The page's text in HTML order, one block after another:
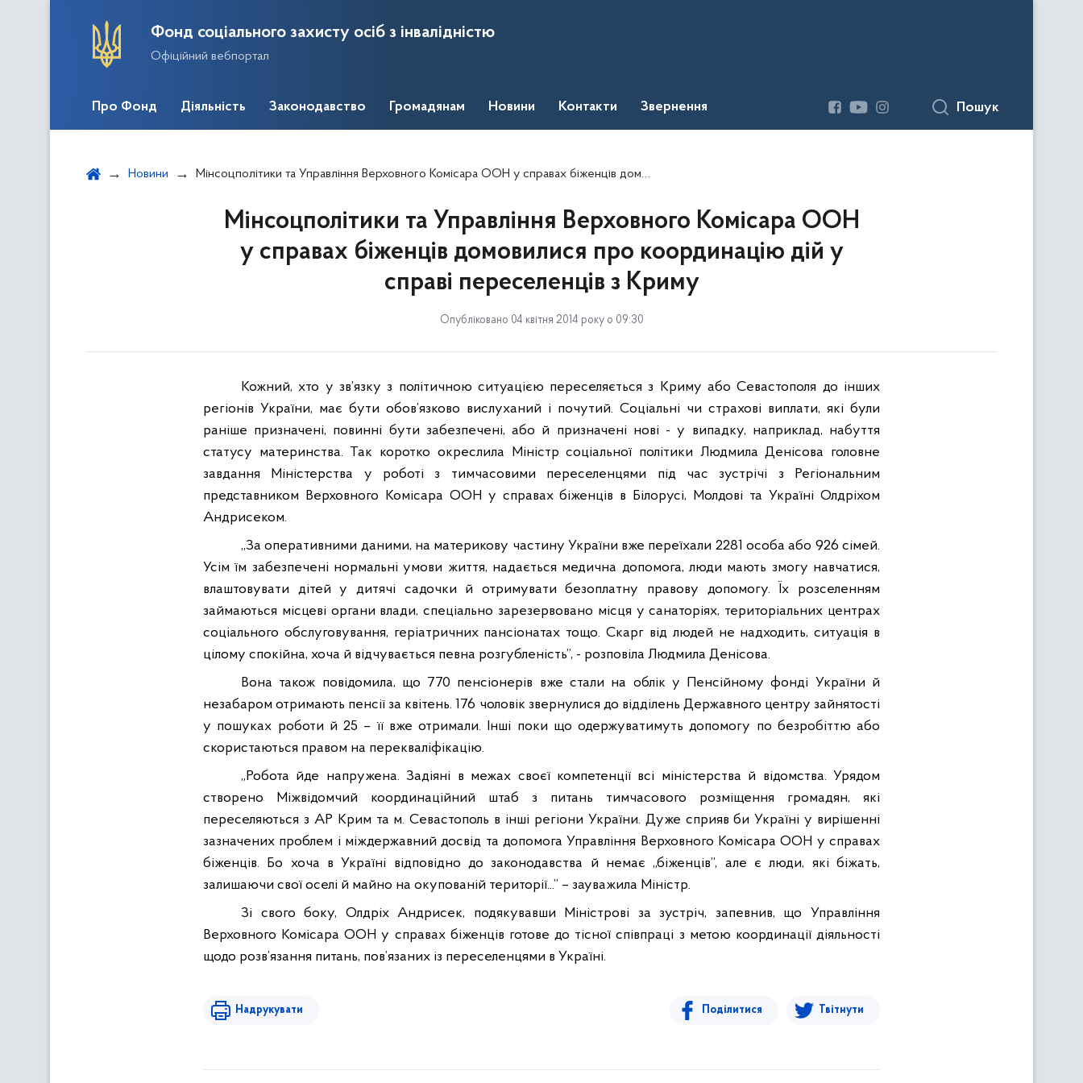
Фонд соціального захисту осіб з інвалідністю
Офіційний вебпортал
Про Фонд Діяльність Законодавство Громадянам Новини Контакти Звернення Пошук
Новини Мінсоцполітики та Управління Верховного Комісара ООН у справах біженців домовилися про координацію дій у справі переселенців з Криму
Мінсоцполітики та Управління Верховного Комісара ООН
у справах біженців домовилися про координацію дій у
справі переселенців з Криму
Опубліковано 04 квітня 2014 року о 09:30
Кожний, хто у зв’язку з політичною ситуацією переселяється з Криму або Севастополя до інших
регіонів України, має бути обов’язково вислуханий і почутий. Соціальні чи страхові виплати, які були
раніше призначені, повинні бути забезпечені, або й призначені нові - у випадку, наприклад, набуття
статусу материнства. Так коротко окреслила Міністр соціальної політики Людмила Денісова головне
завдання Міністерства у роботі з тимчасовими переселенцями під час зустрічі з Регіональним
представником Верховного Комісара ООН у справах біженців в Білорусі, Молдові та Україні Олдріхом
Андрисеком.
„За оперативними даними, на материкову частину України вже переїхали 2281 особа або 926 сімей.
Усім їм забезпечені нормальні умови життя, надається медична допомога, люди мають змогу навчатися,
влаштовувати дітей у дитячі садочки й отримувати безоплатну правову допомогу. Їх розселенням
займаються місцеві органи влади, спеціально зарезервовано місця у санаторіях, територіальних центрах
соціального обслуговування, геріатричних пансіонатах тощо. Скарг від людей не надходить, ситуація в
цілому спокійна, хоча й відчувається певна розгубленість”, - розповіла Людмила Денісова.
Вона також повідомила, що 770 пенсіонерів вже стали на облік у Пенсійному фонді України й
незабаром отримають пенсії за квітень. 176 чоловік звернулися до відділень Державного центру зайнятості
у пошуках роботи й 25 – її вже отримали. Інші поки що одержуватимуть допомогу по безробіттю або
скористаються правом на перекваліфікацію.
„Робота йде напружена. Задіяні в межах своєї компетенції всі міністерства й відомства. Урядом
створено Міжвідомчий координаційний штаб з питань тимчасового розміщення громадян, які
переселяються з АР Крим та м. Севастополь в інші регіони України. Дуже сприяв би Україні у вирішенні
зазначених проблем і міждержавний досвід та допомога Управління Верховного Комісара ООН у справах
біженців. Бо хоча в Україні відповідно до законодавства й немає „біженців”, але є люди, які біжать,
залишаючи свої оселі й майно на окупованій території...” – зауважила Міністр.
Зі свого боку, Олдріх Андрисек, подякувавши Міністрові за зустріч, запевнив, що Управління
Верховного Комісара ООН у справах біженців готове до тісної співпраці з метою координації діяльності
щодо розв’язання питань, пов’язаних із переселенцями в Україні.
Надрукувати Поділитися Твітнути